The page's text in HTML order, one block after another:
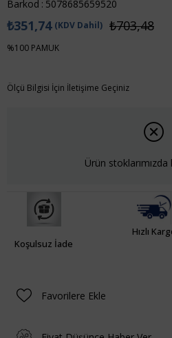
Barkod : 5078685659520
₺703,48
₺351,74 (KDV Dahil)
%100 PAMUK
Ölçü Bilgisi İçin İletişime Geçiniz
Ürün stoklarımızda
Koşulsuz İade
Hızlı
Favorilere Ekle